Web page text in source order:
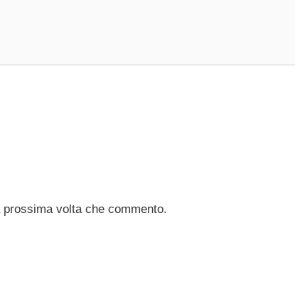
volta che commento.